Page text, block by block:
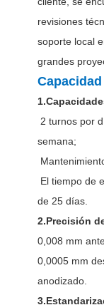
revisiones
soporte local
grandes
2 turnos por
semana;
El tiempo de
de 25 días.
2.Precisión
0,008 mm
0,0005 mm
anodizado.